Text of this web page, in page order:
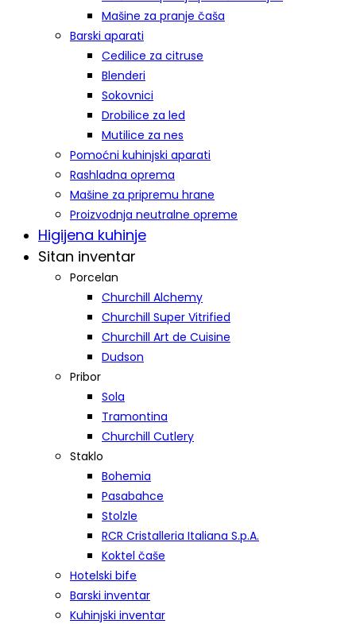
Mašine za pranje čaša
Barski aparati
Cedilice za citruse
Blenderi
Sokovnici
Drobilice za led
Mutilice za nes
Pomoćni kuhinjski aparati
Rashladna oprema
Mašine za pripremu hrane
Proizvodnja neutralne opreme
Higijena kuhinje
Sitan inventar
Porcelan
Churchill Alchemy
Churchill Super Vitrified
Churchill Art de Cuisine
Dudson
Pribor
Sola
Tramontina
Churchill Cutlery
Staklo
Bohemia
Pasabahce
Stolzle
RCR Cristalleria Italiana S.p.A.
Koktel čaše
Hotelski bife
Barski inventar
Kuhinjski inventar